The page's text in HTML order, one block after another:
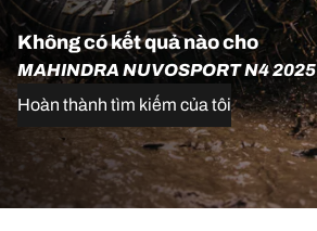
Không có kết quả nào cho
MAHINDRA NUVOSPORT N4 2025
Hoàn thành tìm kiếm của tôi